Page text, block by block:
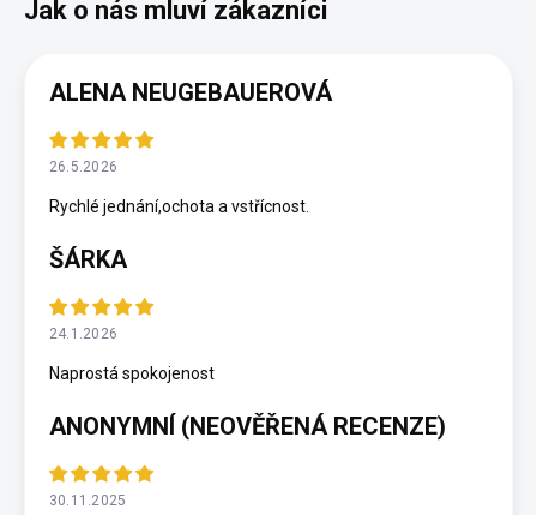
ALENA NEUGEBAUEROVÁ
26.5.2026
Rychlé jednání,ochota a vstřícnost.
ŠÁRKA
24.1.2026
Naprostá spokojenost
ANONYMNÍ (NEOVĚŘENÁ RECENZE)
30.11.2025